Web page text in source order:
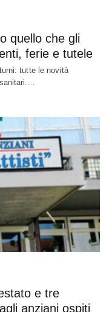
quello che gli
ferie e tutele
tutte le novità
e tre
anziani ospiti